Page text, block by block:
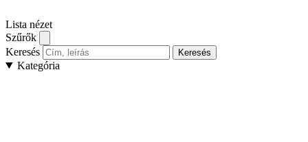
Lista nézet
Szűrők
Keresés
Keresés
Kategória